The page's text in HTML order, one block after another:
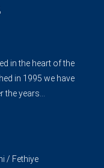
in the heart of the
in 1995 we have
years...
/ Fethiye